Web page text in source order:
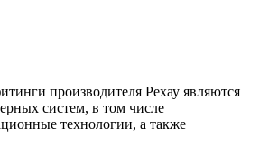
производителя Рехау являются
систем, в том числе
технологии, а также